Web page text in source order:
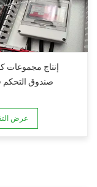
إنتاج مجموعات
صندوق التحكم
عرض